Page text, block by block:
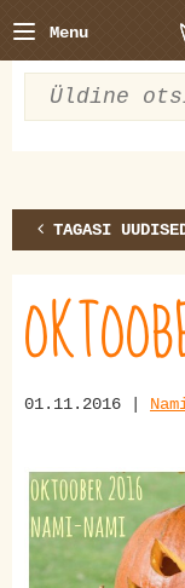
Menu
TAGASI
01.11.2016 |